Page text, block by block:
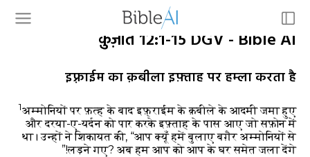
क़ुज़ात 12:1-15 DGV - Bible AI
इफ़्राईम का क़बीला इफ़्ताह पर हम्ला करता है
1अम्मोनियों पर फ़त्ह के बाद इफ़्राईम के क़बीले के आदमी जमा हुए
और दरया-ए-यर्दन को पार करके इफ़्ताह के पास आए जो सफ़ोन में
था। उन्हों ने शिकायत की, “आप क्यूँ हमें बुलाए बग़ैर अम्मोनियों से
लड़ने गए? अब हम आप को आप के घर समेत जला देंगे!”